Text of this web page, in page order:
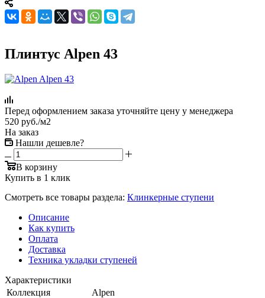
Плинтус Alpen 43
Перед оформлением заказа уточняйте цену у менеджера
520 руб./м2
На заказ
Нашли дешевле?
В корзину
Купить в 1 клик
Смотреть все товары раздела: Клинкерные ступени
Описание
Как купить
Оплата
Доставка
Техника укладки ступеней
Характеристики
Коллекция
Alpen